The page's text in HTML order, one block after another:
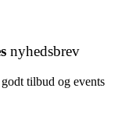
nyhedsbrev
tilbud og events